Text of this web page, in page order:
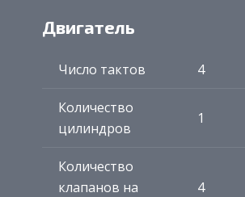
Двигатель
Число тактов 4
Количество
цилиндров
1
Количество
клапанов на
4